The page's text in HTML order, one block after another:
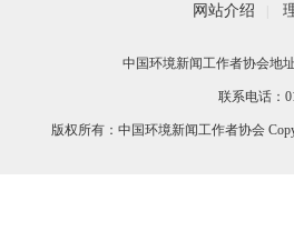
网站介绍
中国环境新闻工作者协会地
联系电话：
版权所有：中国环境新闻工作者协会